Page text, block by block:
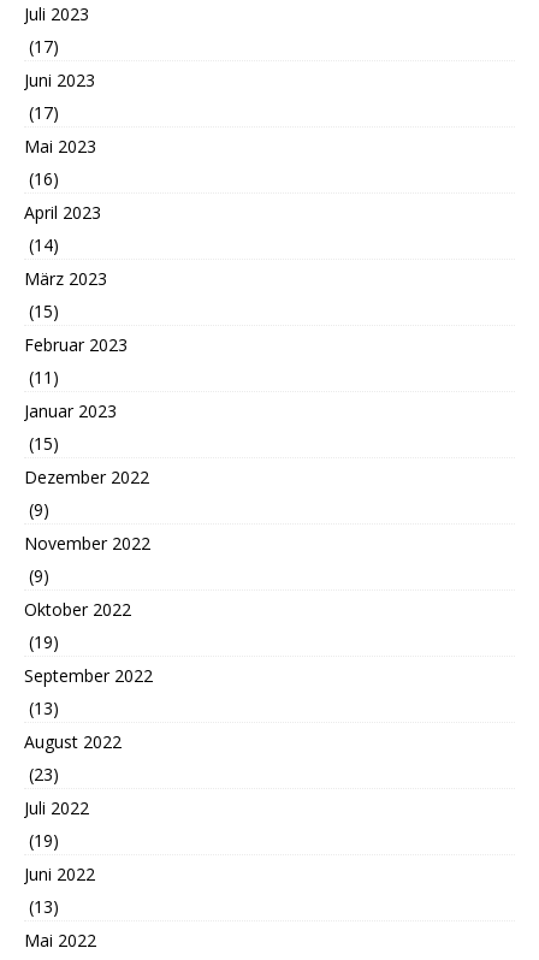
Juli 2023
(17)
Juni 2023
(17)
Mai 2023
(16)
April 2023
(14)
März 2023
(15)
Februar 2023
(11)
Januar 2023
(15)
Dezember 2022
(9)
November 2022
(9)
Oktober 2022
(19)
September 2022
(13)
August 2022
(23)
Juli 2022
(19)
Juni 2022
(13)
Mai 2022